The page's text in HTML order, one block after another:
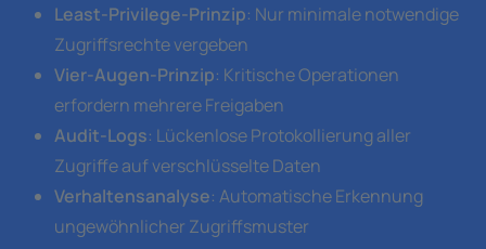
Least-Privilege-Prinzip: Nur minimale notwendige
Zugriffsrechte vergeben
Vier-Augen-Prinzip: Kritische Operationen
erfordern mehrere Freigaben
Audit-Logs: Lückenlose Protokollierung aller
Zugriffe auf verschlüsselte Daten
Verhaltensanalyse: Automatische Erkennung
ungewöhnlicher Zugriffsmuster